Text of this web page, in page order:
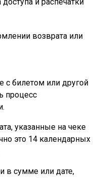
возврата или
с билетом или другой
процесс
указанные на чеке
это 14 календарных
в сумме или дате,